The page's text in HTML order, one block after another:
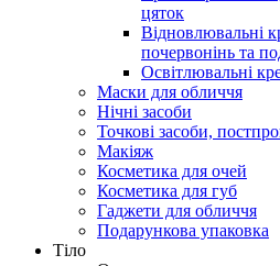
цяток
Відновлювальні
почервонінь та
Освітлювальні
Маски для обличчя
Нічні засоби
Точкові засоби,
Макіяж
Косметика для очей
Косметика для губ
Гаджети для обличчя
Подарункова упаковка
Тіло